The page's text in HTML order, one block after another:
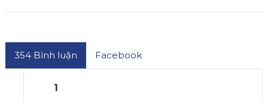
354Bình luận Facebook
1